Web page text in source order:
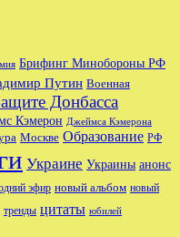
Брифинг Минобороны РФ
Путин Военная
Донбасса
Кэмерон Джеймса Кэмерона
Москве Образование РФ
Украине Украины анонс
эфир новый альбом новый
тренды цитаты юбилей